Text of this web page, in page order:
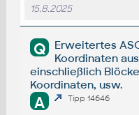
15.8.2025
Q
Erweitertes
Koordinaten
einschließlich
Koordinaten, usw.
A Tipp 14646